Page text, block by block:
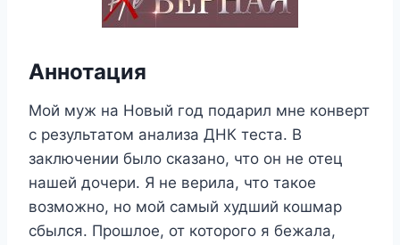
Аннотация
Мой муж на Новый год подарил мне конверт
с результатом анализа ДНК теста. В
заключении было сказано, что он не отец
нашей дочери. Я не верила, что такое
возможно, но мой самый худший кошмар
сбылся. Прошлое, от которого я бежала,